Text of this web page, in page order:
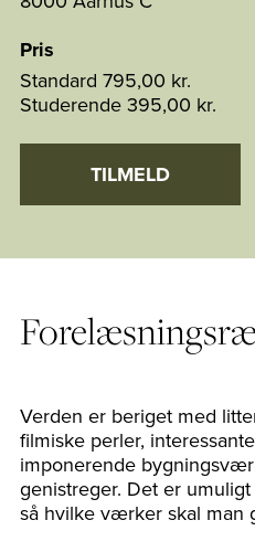
Pris
Standard 795,00 kr.
Studerende 395,00 kr.
TILMELD
Verden er beriget med
filmiske perler,
imponerende
genistreger. Det er
så hvilke værker skal man